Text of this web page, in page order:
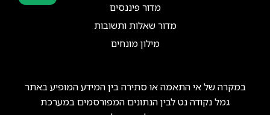
מדור פיננסים
מדור שאלות ותשובות
מילון מונחים
במקרה של אי התאמה או סתירה בין המידע המופיע באתר
גמל נקודה נט לבין הנתונים המפורסמים במערכת